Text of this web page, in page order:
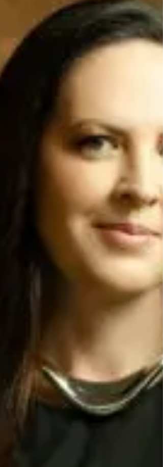
escritores estreantes apresentam propostas
que vão do desenvolvimento infantil à ficção
baseada em vivências espirituais. Por Drielly
Leite. A Editora GentecomBooks celebra o
lançamento de dois novos livros de autores
estreantes de Caraguatatuba, provando que a
diversidade ao apresentar, quase simul